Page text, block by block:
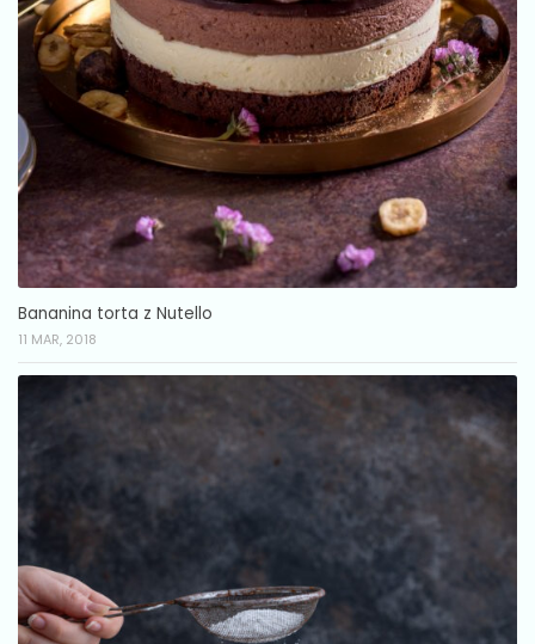
Bananina torta z Nutello
11 MAR, 2018